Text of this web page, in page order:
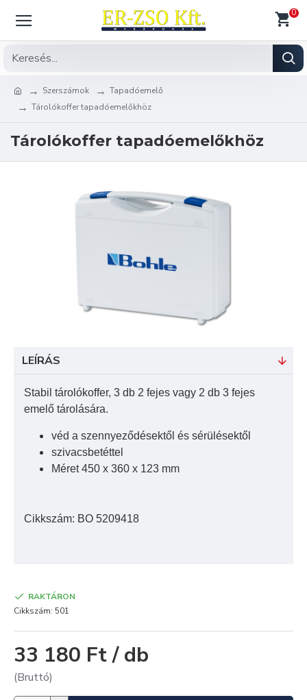
0
Szerszámok
Tapadóemelő
Tárolókoffer tapadóemelőkhöz
Tárolókoffer tapadóemelőkhöz
LEÍRÁS
Stabil tárolókoffer, 3 db 2 fejes vagy 2 db 3 fejes
emelő tárolására.
véd a szennyeződésektől és sérülésektől
szivacsbetéttel
Méret 450 x 360 x 123 mm
Cikkszám: BO 5209418
33 180 Ft / db
(Bruttó)
RAKTÁRON
Cikkszám: 501